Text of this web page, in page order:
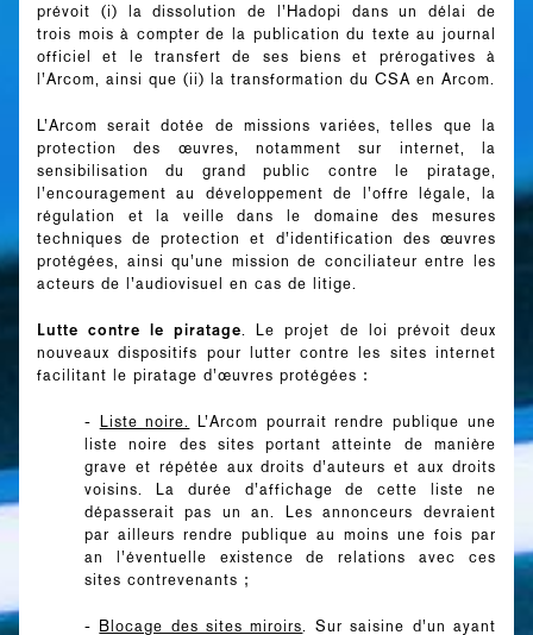
prévoit (i) la dissolution de l’Hadopi dans un délai de
trois mois à compter de la publication du texte au journal
officiel et le transfert de ses biens et prérogatives à
l’Arcom, ainsi que (ii) la transformation du CSA en Arcom.
L’Arcom serait dotée de missions variées, telles que la
protection des œuvres, notamment sur internet, la
sensibilisation du grand public contre le piratage,
l’encouragement au développement de l’offre légale, la
régulation et la veille dans le domaine des mesures
techniques de protection et d’identification des œuvres
protégées, ainsi qu’une mission de conciliateur entre les
acteurs de l’audiovisuel en cas de litige.
Lutte contre le piratage . Le projet de loi prévoit deux
nouveaux dispositifs pour lutter contre les sites internet
facilitant le piratage d’œuvres protégées :
- Liste noire.
L’Arcom pourrait rendre publique une
liste noire des sites portant atteinte de manière
grave et répétée aux droits d’auteurs et aux droits
voisins. La durée d’affichage de cette liste ne
dépasserait pas un an. Les annonceurs devraient
par ailleurs rendre publique au moins une fois par
an l’éventuelle existence de relations avec ces
sites contrevenants ;
- Blocage des sites miroirs . Sur saisine d’un ayant